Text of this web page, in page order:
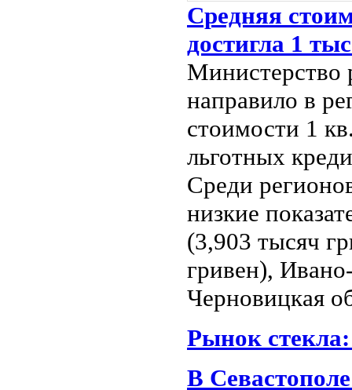
Средняя
достигла 1
Министерство
направило в
стоимости 1
льготных
Среди
низкие
(3,903 тысяч
гривен),
Черновицкая
Рынок
В